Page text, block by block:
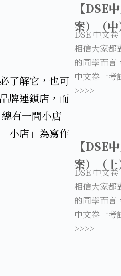
了解它，也可
牌連鎖店，而
有一間小店
小店」為寫作
【DSE
案）（中
DSE 中文
相信大家都
的同學而言
中文卷一考
>>>>
【DSE
案）（上
DSE 中文
相信大家都
的同學而言
中文卷一考
>>>>